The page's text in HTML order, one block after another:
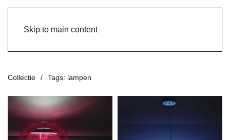
Skip to main content
Collectie Tags: lampen